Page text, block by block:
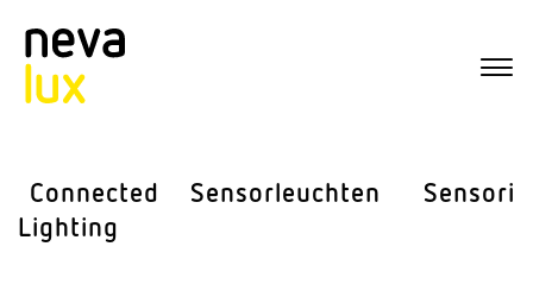
Connected
Lighting
Sensor­leuchten Sensorik